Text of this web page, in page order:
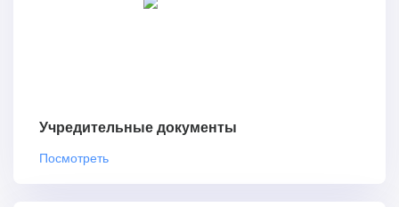
Учредительные документы
Посмотреть